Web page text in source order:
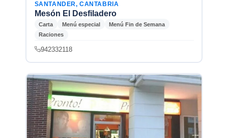
SANTANDER, CANTABRIA
Mesón El Desfiladero
Carta Menú especial
Menú Fin de Semana
Raciones
942332118